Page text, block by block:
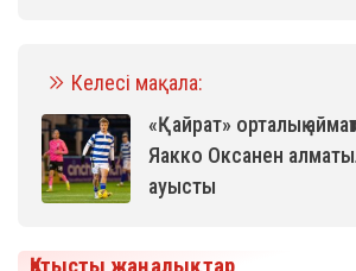
Келесі мақала:
«Қайрат» орталық
Яакко Оксанен
ауысты